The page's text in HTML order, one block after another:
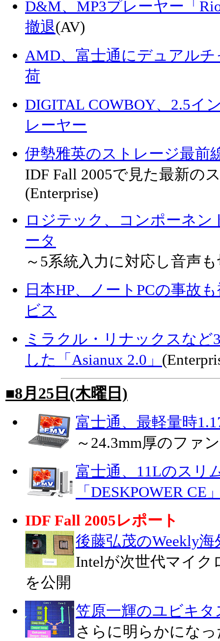
D&M、MP3プレーヤー「
撤退(AV)
AMD、富士通にデュアルチ
荷
DIGITAL COWBOY、2.5イ
レーヤー
伊勢雅英のストレージ最前
IDF Fall 2005で見た最新の
(Enterprise)
ロジテック、コンポーネ
ータ
～5系統入力に対応し音声
日本HP、ノートPCの事故
ビス
ミラクル・リナックスなど
した「Asianux 2.0」
■8月25日(木曜日)
富士通、最軽量時
～24.3mm厚のファ
富士通、11Lのスリ
「DESKPOWER CE
IDF Fall 2005レポート
後藤弘茂のWeekly
Intelが次世代マイク
を公開
笠原一輝のユビキタ
さらに明らかになっ